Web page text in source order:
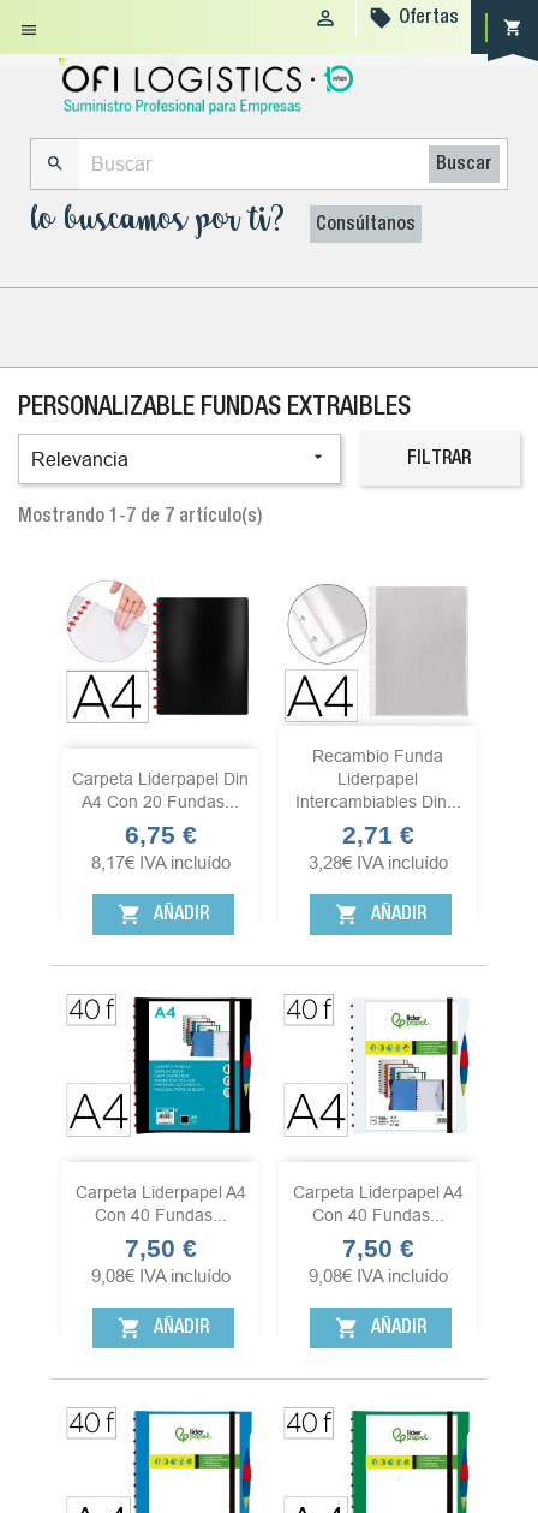
 shopping_cart
  Ofertas
 Buscar
lo buscamos por ti? Consúltanos
PERSONALIZABLE FUNDAS EXTRAIBLES
Relevancia  FILTRAR
Mostrando 1-7 de 7 artículo(s)
Carpeta Liderpapel Din
A4 Con 20 Fundas...
Precio
6,75 €
8,17€ IVA incluído
shopping_cart AÑADIR
Recambio Funda
Liderpapel
Intercambiables Din...
Precio
2,71 €
3,28€ IVA incluído
shopping_cart AÑADIR
Carpeta Liderpapel A4
Con 40 Fundas...
Precio
7,50 €
9,08€ IVA incluído
shopping_cart AÑADIR
Carpeta Liderpapel A4
Con 40 Fundas...
Precio
7,50 €
9,08€ IVA incluído
shopping_cart AÑADIR